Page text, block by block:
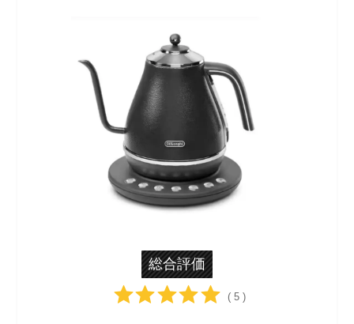
総合評価
( 5 )